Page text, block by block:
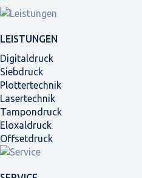
LEISTUNGEN
Digitaldruck
Siebdruck
Plottertechnik
Lasertechnik
Tampondruck
Eloxaldruck
Offsetdruck